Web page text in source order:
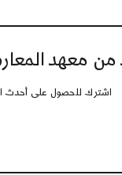
معهد
اشترك للحصول على أحدث